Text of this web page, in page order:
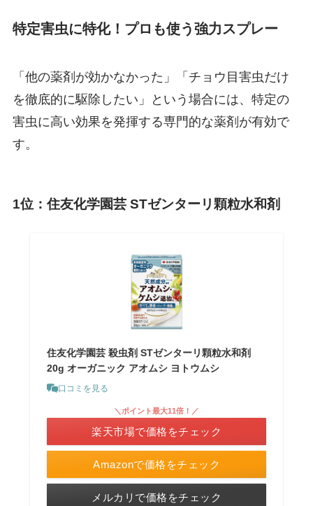
特定害虫に特化！プロも使う強力スプレー
「他の薬剤が効かなかった」「チョウ目害虫だけ
を徹底的に駆除したい」という場合には、特定の
害虫に高い効果を発揮する専門的な薬剤が有効で
す。
1位：住友化学園芸 STゼンターリ顆粒水和剤
住友化学園芸 殺虫剤 STゼンターリ顆粒水和剤
20g オーガニック アオムシ ヨトウムシ
口コミを見る
Amazonで価格をチェック
＼ポイント最大11倍！／
楽天市場で価格をチェック
メルカリで価格をチェック